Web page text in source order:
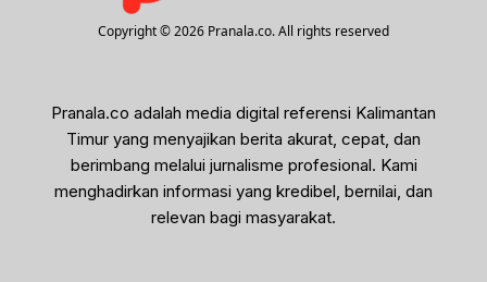
Copyright © 2026 Pranala.co. All rights reserved
Pranala.co adalah media digital referensi Kalimantan
Timur yang menyajikan berita akurat, cepat, dan
berimbang melalui jurnalisme profesional. Kami
menghadirkan informasi yang kredibel, bernilai, dan
relevan bagi masyarakat.